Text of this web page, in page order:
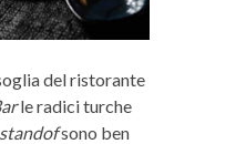
del ristorante
le radici turche
sono ben